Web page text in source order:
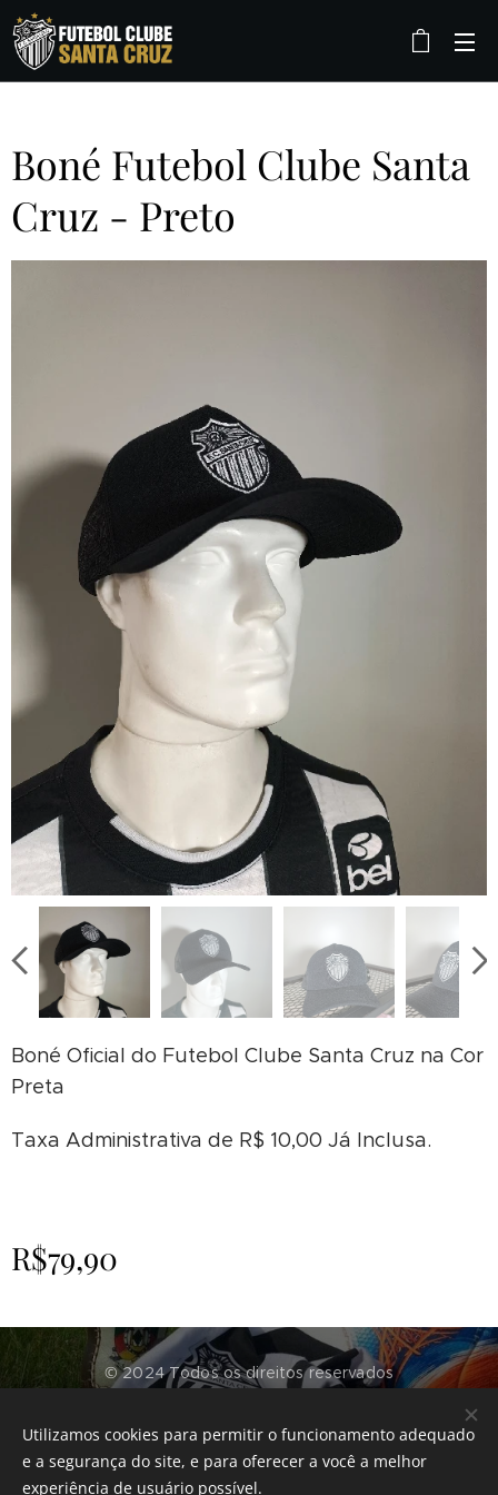
Boné Futebol Clube Santa
Cruz - Preto
Boné Oficial do Futebol Clube Santa Cruz na Cor
Preta
Taxa Administrativa de R$ 10,00 Já Inclusa.
R$79,90
© 2024 Todos os direitos reservados
Desenvolvido porCenterTech Informática Cookies
Utilizamos cookies para permitir o funcionamento adequado
e a segurança do site, e para oferecer a você a melhor
experiência de usuário possível.